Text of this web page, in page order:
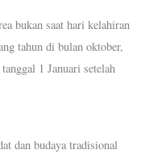
bukan saat hari kelahiran
tahun di bulan oktober,
1 Januari setelah
dan budaya tradisional